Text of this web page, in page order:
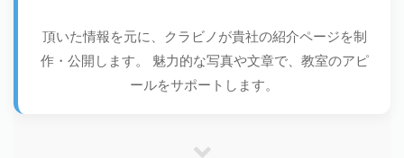
頂いた情報を元に、クラビノが貴社の紹介ページを制
作・公開します。
魅力的な写真や文章で、教室のアピ
ールをサポートします。